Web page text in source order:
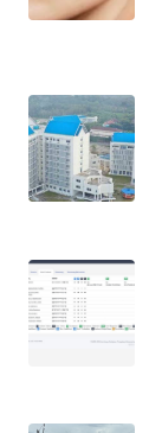
SIBER
REDAKSI
DISCLAIMER
Wahana